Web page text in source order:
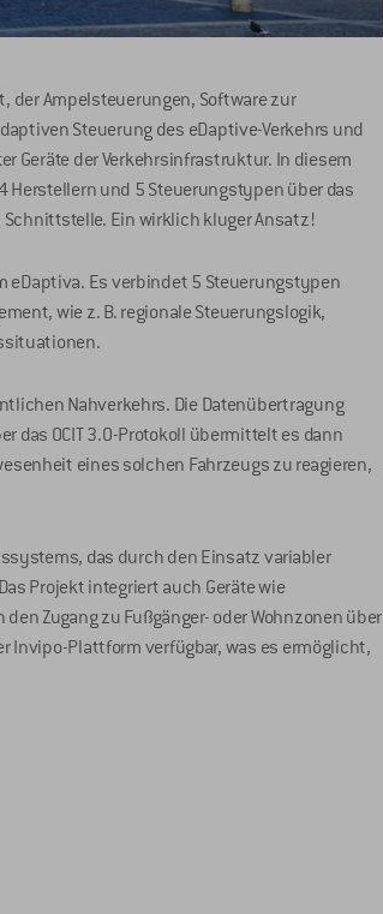
der Ampelsteuerungen, Software zur
Steuerung des eDaptive-Verkehrs und
Geräte der Verkehrsinfrastruktur. In diesem
und 5 Steuerungstypen über das
Schnittstelle. Ein wirklich kluger Ansatz!
Es verbindet 5 Steuerungstypen
wie z. B. regionale Steuerungslogik,
Nahverkehrs. Die Datenübertragung
das OCIT 3.0-Protokoll übermittelt es dann
eines solchen Fahrzeugs zu reagieren,
das durch den Einsatz variabler
Projekt integriert auch Geräte wie
Zugang zu Fußgänger- oder Wohnzonen über
Invipo-Plattform verfügbar, was es ermöglicht,